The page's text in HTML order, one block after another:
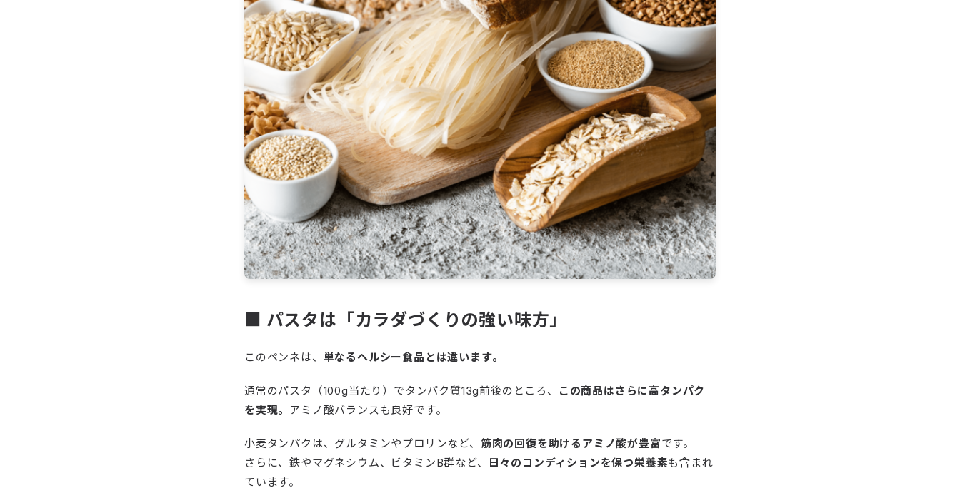
■ パスタは「カラダづくりの強い味方」
このペンネは、 単なるヘルシー食品とは違います。
通常のパスタ（100g当たり）でタンパク質13g前後のところ、
この商品はさらに高タンパク
を実現。 アミノ酸バランスも良好です。
小麦タンパクは、グルタミンやプロリンなど、 筋肉の回復を助けるアミノ酸が豊富です。
さらに、鉄やマグネシウム、ビタミンB群など、
日々のコンディションを保つ栄養素も含まれ
ています。